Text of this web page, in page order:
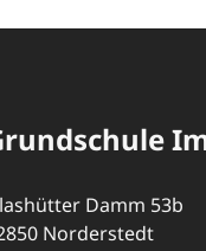
Damm 53b
Norderstedt